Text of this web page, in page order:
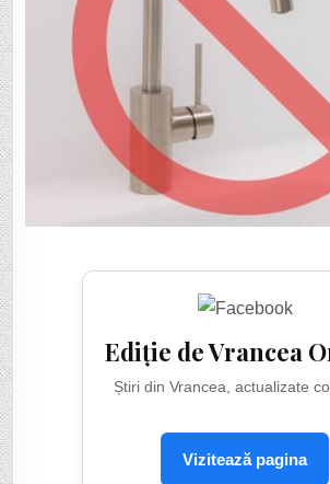
Ediție de Vrancea
Știri din Vrancea, actualizate
Vizitează pagina